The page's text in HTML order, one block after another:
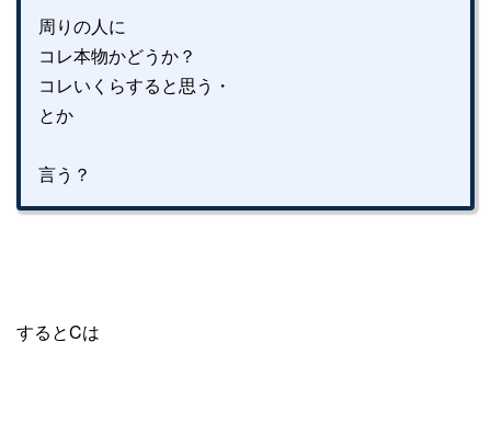
周りの人に
コレ本物かどうか？
コレいくらすると思う・
とか
言う？
するとCは